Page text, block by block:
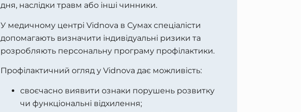
дня, наслідки травм або інші чинники.
У медичному центрі Vidnova в Сумах спеціалісти
допомагають визначити індивідуальні ризики та
розробляють персональну програму профілактики.
Профілактичний огляд у Vidnova дає можливість:
своєчасно виявити ознаки порушень розвитку
чи функціональні відхилення;